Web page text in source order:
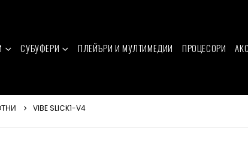
СУБУФЕРИ ПЛЕЙЪРИ И МУЛТИМЕДИИ ПРОЦЕСОРИ
VIBE SLICK1-V4